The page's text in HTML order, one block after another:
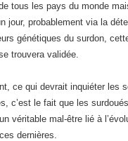
tous les pays du monde
jour, probablement via la
génétiques du surdon,
trouvera validée.
ce qui devrait inquiéter les
c’est le fait que les
véritable mal-être lié à
dernières.